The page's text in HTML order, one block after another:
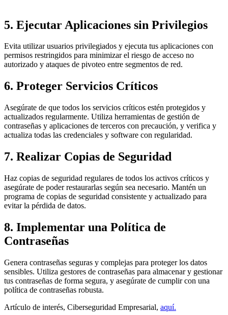
5. Ejecutar Aplicaciones sin Privilegios
Evita utilizar usuarios privilegiados y ejecuta tus aplicaciones con
permisos restringidos para minimizar el riesgo de acceso no
autorizado y ataques de pivoteo entre segmentos de red.
6. Proteger Servicios Críticos
Asegúrate de que todos los servicios críticos estén protegidos y
actualizados regularmente. Utiliza herramientas de gestión de
contraseñas y aplicaciones de terceros con precaución, y verifica y
actualiza todas las credenciales y software con regularidad.
7. Realizar Copias de Seguridad
Haz copias de seguridad regulares de todos los activos críticos y
asegúrate de poder restaurarlas según sea necesario. Mantén un
programa de copias de seguridad consistente y actualizado para
evitar la pérdida de datos.
8. Implementar una Política de
Contraseñas
Genera contraseñas seguras y complejas para proteger los datos
sensibles. Utiliza gestores de contraseñas para almacenar y gestionar
tus contraseñas de forma segura, y asegúrate de cumplir con una
política de contraseñas robusta.
Artículo de interés, Ciberseguridad Empresarial, aquí.